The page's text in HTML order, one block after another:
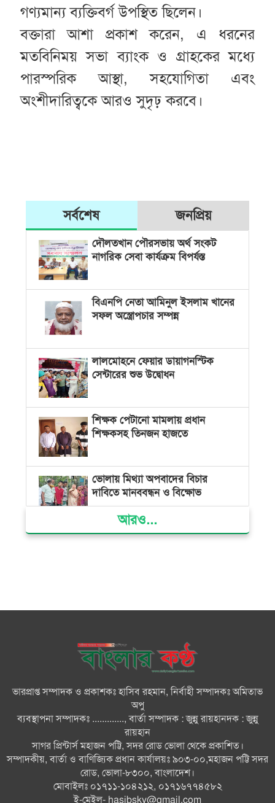
গণ্যমান্য ব্যক্তিবর্গ উপস্থিত ছিলেন।
বক্তারা আশা প্রকাশ করেন, এ ধরনের
মতবিনিময় সভা ব্যাংক ও গ্রাহকের মধ্যে
পারস্পরিক আস্থা, সহযোগিতা এবং
অংশীদারিত্বকে আরও সুদৃঢ় করবে।
সর্বশেষ জনপ্রিয়
দৌলতখান পৌরসভায় অর্থ সংকট
নাগরিক সেবা কার্যক্রম বিপর্যস্ত
বিএনপি নেতা আমিনুল ইসলাম খানের
সফল অস্ত্রোপচার সম্পন্ন
লালমোহনে ফেয়ার ডায়াগনস্টিক
সেন্টারের শুভ উদ্বোধন
শিক্ষক পেটানো মামলায় প্রধান
শিক্ষকসহ তিনজন হাজতে
ভোলায় মিথ্যা অপবাদের বিচার
দাবিতে মানববন্ধন ও বিক্ষোভ
গ্যাস সংকট, ভুতুড়ে বিদ্যুৎ বিল ও
জাতিসংঘে জুলাই গণঅভ্যুত্থান দিবস
পালিত
জুলাইয়ে সড়কে ঝরল ৪১৬ প্রাণ,
মোটরসাইকেলে সর্বাধিক মৃত্যু
দেশের বিভিন্ন স্থানে বৃষ্টির পূর্বাভাস
আরও...
ভারপ্রাপ্ত সম্পাদক ও প্রকাশকঃ হাসিব রহমান, নির্বাহী সম্পাদকঃ অমিতাভ
অপু
ব্যবস্থাপনা সম্পাদকঃ ............., বার্তা সম্পাদক : জুন্নু রায়হানদক : জুন্নু
রায়হান
সাগর প্রিন্টার্স মহাজন পট্টি, সদর রোড ভোলা থেকে প্রকাশিত।
সম্পাদকীয়, বার্তা ও বাণিজ্যিক প্রধান কার্যালয়ঃ ৯০৩-০০,মহাজন পট্টি সদর
রোড, ভোলা-৮৩০০, বাংলাদেশ।
মোবাইলঃ ০১৭১১-১০৪২১২, ০১৭১৬৭৭৪৫৮২
ই-মেইল- hasibsky@gmail.com